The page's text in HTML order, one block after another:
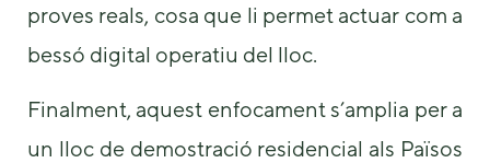
proves reals, cosa que li permet actuar com a
bessó digital operatiu del lloc.
Finalment, aquest enfocament s’amplia per a
un lloc de demostració residencial als Països